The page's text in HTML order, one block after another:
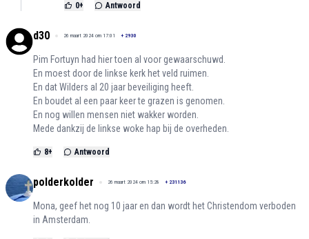
0+ Antwoord
d30 26 maart 2024 om 17:01 + 2930
Pim Fortuyn had hier toen al voor gewaarschuwd.
En moest door de linkse kerk het veld ruimen.
En dat Wilders al 20 jaar beveiliging heeft.
En boudet al een paar keer te grazen is genomen.
En nog willen mensen niet wakker worden.
Mede dankzij de linkse woke hap bij de overheden.
8+ Antwoord
polderkolder 26 maart 2024 om 15:28 + 231136
Mona, geef het nog 10 jaar en dan wordt het Christendom verboden
in Amsterdam.